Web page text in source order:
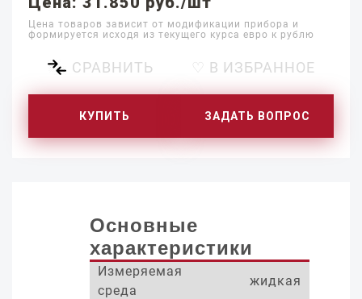
Цена товаров зависит от модификации прибора и
формируется исходя из текущего курса евро к рублю
СРАВНИТЬ ♡ В ИЗБРАННОЕ
КУПИТЬ ЗАДАТЬ ВОПРОС
Основные
характеристики
Измеряемая
среда
жидкая